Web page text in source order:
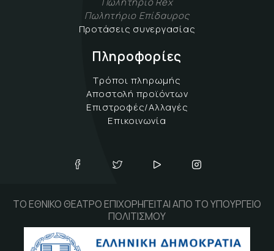
Πωλητήριο Επίδαυρος
Προτάσεις συνεργασίας
Πληροφορίες
Τρόποι πληρωμής
Αποστολή προϊόντων
Επιστροφές/Αλλαγές
Επικοινωνία
ΤΟ ΕΘΝΙΚΟ ΘΕΑΤΡΟ ΕΠΙΧΟΡΗΓΕΙΤΑΙ ΑΠΟ ΤΟ ΥΠΟΥΡΓΕΙΟ
ΠΟΛΙΤΙΣΜΟΥ